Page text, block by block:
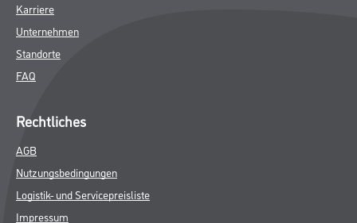
Karriere
Unternehmen
Standorte
FAQ
Rechtliches
AGB
Nutzungsbedingungen
Logistik- und Servicepreisliste
Impressum